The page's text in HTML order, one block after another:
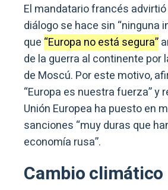
El mandatario francés
diálogo se hace sin “ninguna
que “Europa no está segura”
de la guerra al continente por
de Moscú. Por este motivo,
“Europa es nuestra fuerza” y
Unión Europea ha puesto en
sanciones “muy duras que
economía rusa”.
Cambio climático